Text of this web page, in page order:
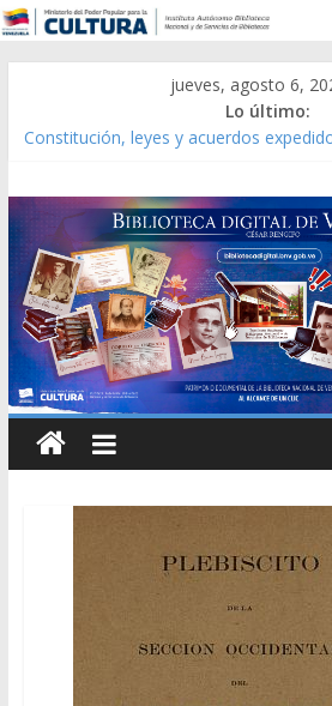
jueves, agosto 6,
Lo último:
Constitución, leyes y acuerdos
Modesta Bor Sánchez [material
Gaceta Oficial de la República de
Caracas 09 de marzo de 2006 N°
Catálogo temático de obras de